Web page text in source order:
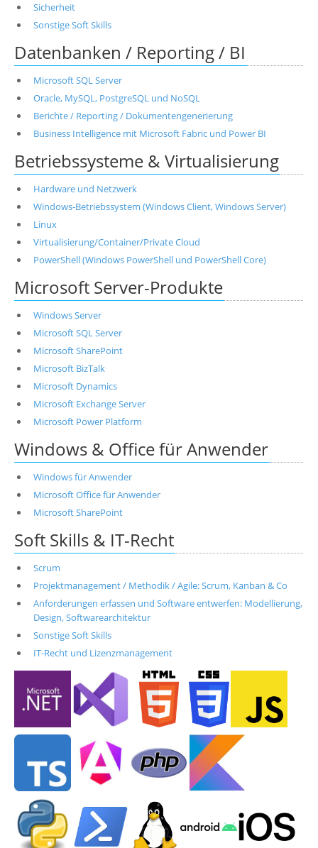
Sicherheit
Sonstige Soft Skills
Datenbanken / Reporting / BI
Microsoft SQL Server
Oracle, MySQL, PostgreSQL und NoSQL
Berichte / Reporting / Dokumentengenerierung
Business Intelligence mit Microsoft Fabric und Power BI
Betriebssysteme & Virtualisierung
Hardware und Netzwerk
Windows-Betriebssystem (Windows Client, Windows Server)
Linux
Virtualisierung/Container/Private Cloud
PowerShell (Windows PowerShell und PowerShell Core)
Microsoft Server-Produkte
Windows Server
Microsoft SQL Server
Microsoft SharePoint
Microsoft BizTalk
Microsoft Dynamics
Microsoft Exchange Server
Microsoft Power Platform
Windows & Office für Anwender
Windows für Anwender
Microsoft Office für Anwender
Microsoft SharePoint
Soft Skills & IT-Recht
Scrum
Projektmanagement / Methodik / Agile: Scrum, Kanban & Co
Anforderungen erfassen und Software entwerfen: Modellierung,
Design, Softwarearchitektur
Sonstige Soft Skills
IT-Recht und Lizenzmanagement